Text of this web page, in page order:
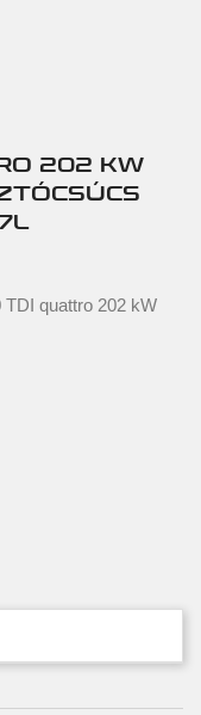
202 KW
quattro 202 kW